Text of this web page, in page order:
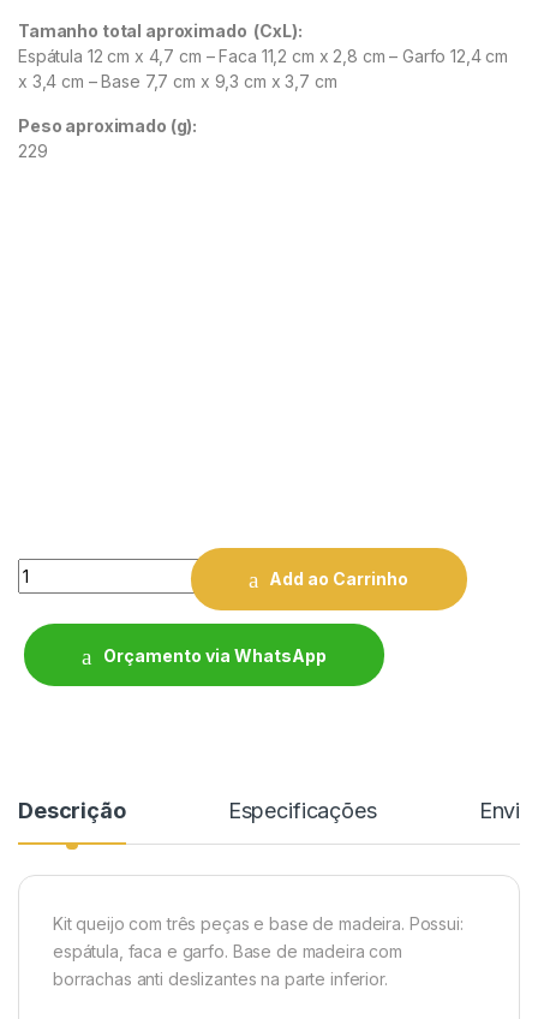
Tamanho total aproximado (CxL):
Espátula 12 cm x 4,7 cm – Faca 11,2 cm x 2,8 cm – Garfo 12,4 cm
x 3,4 cm – Base 7,7 cm x 9,3 cm x 3,7 cm
Peso aproximado (g):
229
Quantity
Add ao Carrinho
Orçamento via WhatsApp
Descrição Especificações
Kit queijo com três peças e base de madeira. Possui:
espátula, faca e garfo. Base de madeira com
borrachas anti deslizantes na parte inferior.